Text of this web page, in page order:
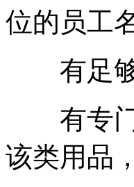
位的员工
有足够
有专门
该类用品